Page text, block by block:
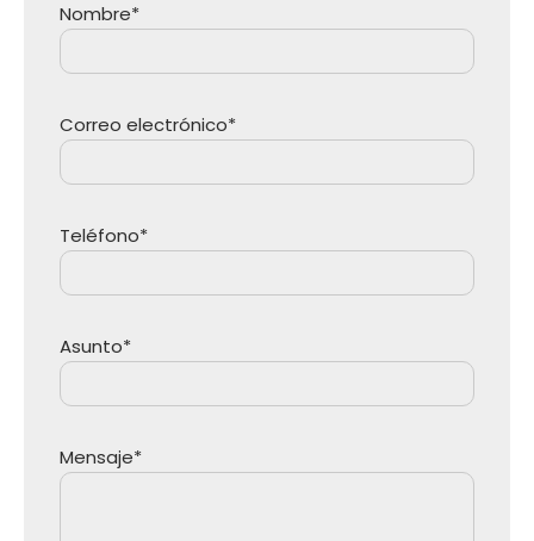
Nombre*
Correo electrónico*
Teléfono*
Asunto*
Mensaje*